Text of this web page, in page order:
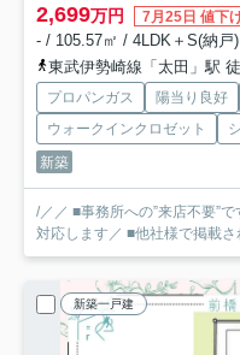
2,699万円 7月25日 値下
- / 105.57㎡ / 4LDK＋S(納戸
東武伊勢崎線「太田」駅
プロパンガス 陽当り良好
ウォークインクロゼット
新築
/／／ ■事務所への”来店不要”
対応します／ ■他社様で掲載
新築一戸建